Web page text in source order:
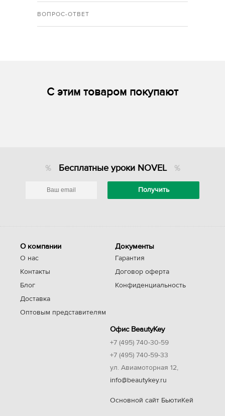
ВОПРОС-ОТВЕТ
С этим товаром покупают
Бесплатные уроки NOVEL
О компании
О нас
Контакты
Блог
Доставка
Оптовым представителям
Документы
Гарантия
Договор оферта
Конфиденциальность
Офис BeautyKey
+7 (495) 740-30-59
+7 (495) 740-59-33
ул. Авиамоторная 12,
info@beautykey.ru
Основной сайт БьютиКей